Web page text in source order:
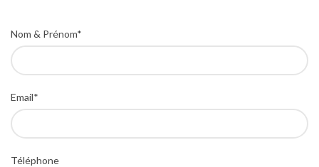
Nom & Prénom*
Email*
Téléphone